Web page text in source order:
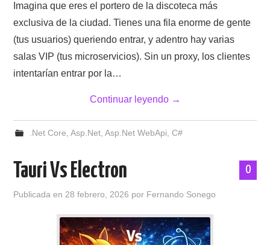
Imagina que eres el portero de la discoteca más
exclusiva de la ciudad. Tienes una fila enorme de gente
(tus usuarios) queriendo entrar, y adentro hay varias
salas VIP (tus microservicios). Sin un proxy, los clientes
intentarían entrar por la…
Continuar leyendo →
.Net Core, Asp.Net, Asp.Net WebApi, C#
0
Tauri Vs Electron
Publicada en28 febrero, 2026 por Fernando Sonego